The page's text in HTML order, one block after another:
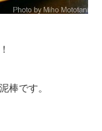
棒です。